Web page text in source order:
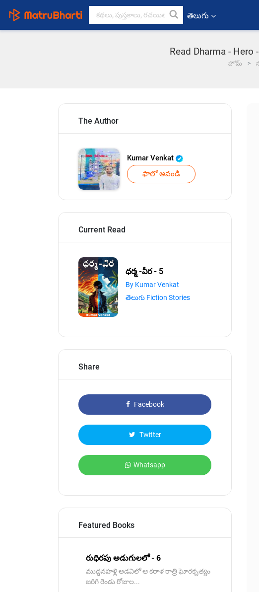
తెలుగు
Read Dharma -
హోమ్
The Author
Kumar Venkat
ఫాలో అవండి
Current Read
ధర్మ -వీర - 5
By Kumar Venkat
తెలుగు Fiction Stories
Share
Facebook
Twitter
Whatsapp
Featured Books
రుధిరపు అడుగులలో - 6
ముద్దనహళ్లి అడవిలో ఆ కరాళ రాత్రి ఘోరకృత్యం
జరిగి రెండు రోజుల...